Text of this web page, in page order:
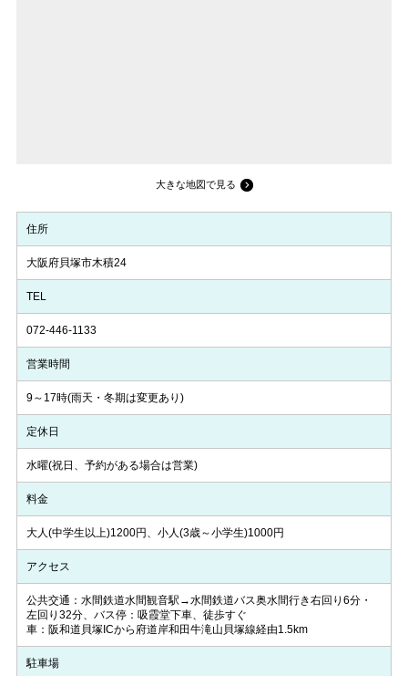
大きな地図で見る
住所
大阪府貝塚市木積24
TEL
072-446-1133
営業時間
9～17時(雨天・冬期は変更あり)
定休日
水曜(祝日、予約がある場合は営業)
料金
大人(中学生以上)1200円、小人(3歳～小学生)1000円
アクセス
公共交通：水間鉄道水間観音駅→水間鉄道バス奥水間行き右回り6分・
左回り32分、バス停：吸霞堂下車、徒歩すぐ
車：阪和道貝塚ICから府道岸和田牛滝山貝塚線経由1.5km
駐車場